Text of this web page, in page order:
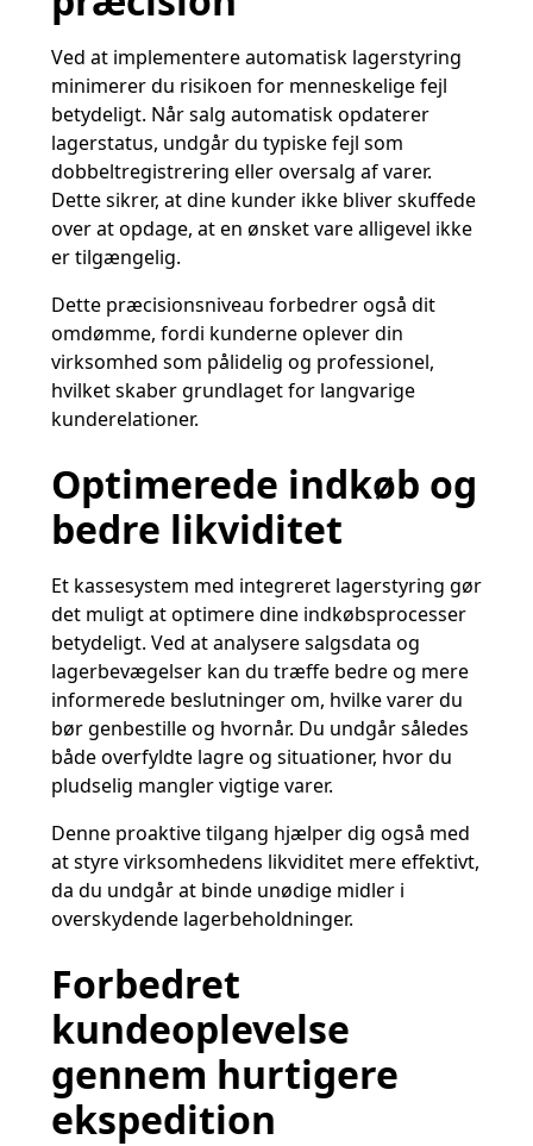
Ved at implementere automatisk lagerstyring
minimerer du risikoen for menneskelige fejl
betydeligt. Når salg automatisk opdaterer
lagerstatus, undgår du typiske fejl som
dobbeltregistrering eller oversalg af varer.
Dette sikrer, at dine kunder ikke bliver skuffede
over at opdage, at en ønsket vare alligevel ikke
er tilgængelig.
Dette præcisionsniveau forbedrer også dit
omdømme, fordi kunderne oplever din
virksomhed som pålidelig og professionel,
hvilket skaber grundlaget for langvarige
kunderelationer.
Optimerede indkøb og
bedre likviditet
Et kassesystem med integreret lagerstyring gør
det muligt at optimere dine indkøbsprocesser
betydeligt. Ved at analysere salgsdata og
lagerbevægelser kan du træffe bedre og mere
informerede beslutninger om, hvilke varer du
bør genbestille og hvornår. Du undgår således
både overfyldte lagre og situationer, hvor du
pludselig mangler vigtige varer.
Denne proaktive tilgang hjælper dig også med
at styre virksomhedens likviditet mere effektivt,
da du undgår at binde unødige midler i
overskydende lagerbeholdninger.
Forbedret
kundeoplevelse
gennem hurtigere
ekspedition